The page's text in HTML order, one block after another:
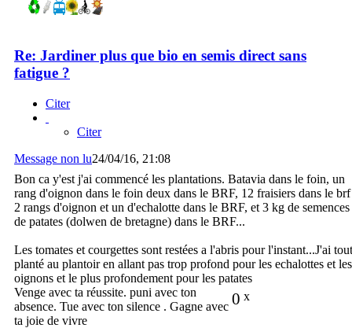
Re: Jardiner plus que bio en semis direct sans
fatigue ?
Citer
Citer
Message non lu24/04/16, 21:08
Bon ca y'est j'ai commencé les plantations. Batavia dans le foin, un
rang d'oignon dans le foin deux dans le BRF, 12 fraisiers dans le brf
2 rangs d'oignon et un d'echalotte dans le BRF, et 3 kg de semences
de patates (dolwen de bretagne) dans le BRF...
Les tomates et courgettes sont restées a l'abris pour l'instant...J'ai tout
planté au plantoir en allant pas trop profond pour les echalottes et les
oignons et le plus profondement pour les patates
0 x
Venge avec ta réussite. puni avec ton
absence. Tue avec ton silence . Gagne avec
ta joie de vivre